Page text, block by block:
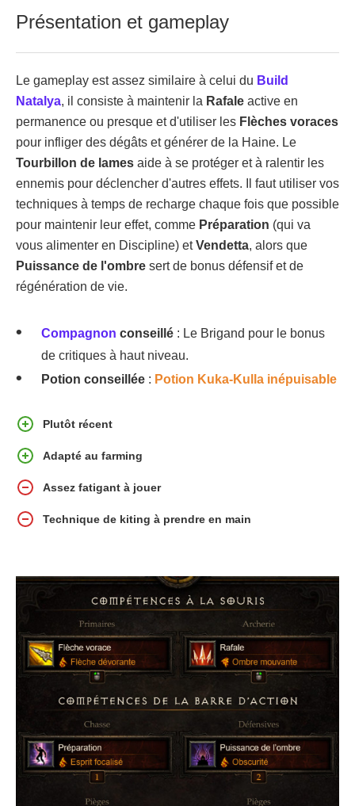
Présentation et gameplay
Le gameplay est assez similaire à celui du Build
Natalya, il consiste à maintenir la Rafale active en
permanence ou presque et d'utiliser les Flèches voraces
pour infliger des dégâts et générer de la Haine. Le
Tourbillon de lames aide à se protéger et à ralentir les
ennemis pour déclencher d'autres effets. Il faut utiliser vos
techniques à temps de recharge chaque fois que possible
pour maintenir leur effet, comme Préparation (qui va
vous alimenter en Discipline) etVendetta, alors que
Puissance de l'ombre sert de bonus défensif et de
régénération de vie.
Compagnon conseillé : Le Brigand pour le bonus
de critiques à haut niveau.
Potion conseillée : Potion Kuka-Kulla inépuisable
Plutôt récent
Adapté au farming
Assez fatigant à jouer
Technique de kiting à prendre en main